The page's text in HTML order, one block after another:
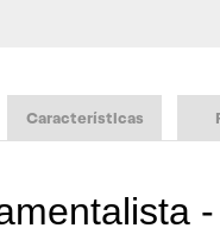
Características